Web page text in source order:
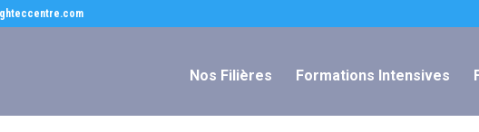
Nos Filières Formations Intensives
HIGH TECH CENTER LTD